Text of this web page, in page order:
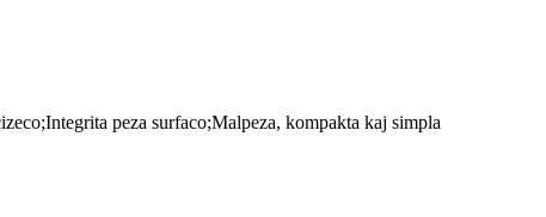
peza surfaco;Malpeza, kompakta kaj simpla